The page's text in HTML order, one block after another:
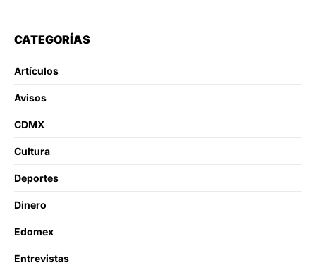
CATEGORÍAS
Artículos
Avisos
CDMX
Cultura
Deportes
Dinero
Edomex
Entrevistas